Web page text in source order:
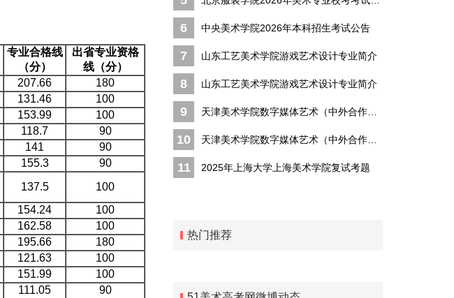
专业合格线
（分）
出省专业资格
线（分）
207.66
180
131.46
100
153.99 100
118.7
90
141
90
155.3 90
137.5
100
154.24
100
162.58 100
195.66
180
121.63
100
151.99 100
111.05
90
6 中央美术学院2026年本科招生考试公告
7 山东工艺美术学院游戏艺术设计专业简介
8 山东工艺美术学院游戏艺术设计专业简介
9
10
11 2025年上海大学上海美术学院复试考题
热门推荐